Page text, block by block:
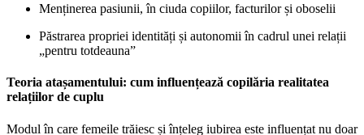
Menținerea pasiunii, în ciuda copiilor, facturilor și oboselii
Păstrarea propriei identități și autonomii în cadrul unei relații
„pentru totdeauna”
Teoria atașamentului: cum influențează copilăria realitatea
relațiilor de cuplu
Modul în care femeile trăiesc și înțeleg iubirea este influențat nu doar